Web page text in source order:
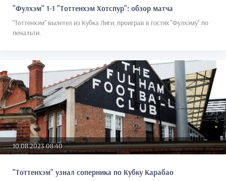
"Фулхэм" 1-1 "Тоттенхэм Хотспур": обзор матча
"Тоттенхэм" вылетел из Кубка Лиги, проиграв в гостях "Фулхэму" по
пенальти.
10.08.2023 08:40
"Тоттенхэм" узнал соперника по Кубку Карабао